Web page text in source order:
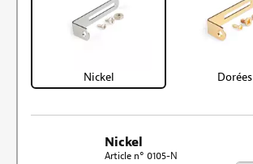
Nickel Dorées
Nickel
Article n° 0105-N